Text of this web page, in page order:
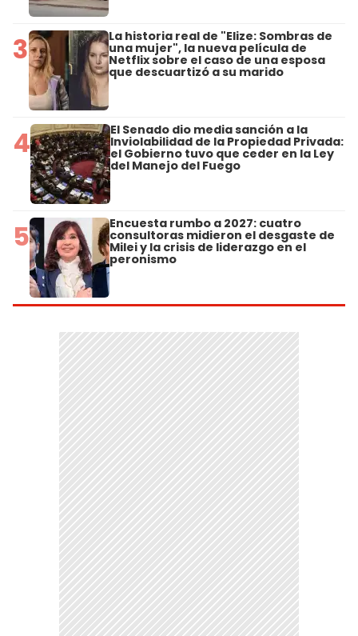
3 La historia real de "Elize: Sombras de
una mujer", la nueva película de
Netflix sobre el caso de una esposa
que descuartizó a su marido
4 El Senado dio media sanción a la
Inviolabilidad de la Propiedad Privada:
el Gobierno tuvo que ceder en la Ley
del Manejo del Fuego
5 Encuesta rumbo a 2027: cuatro
consultoras midieron el desgaste de
Milei y la crisis de liderazgo en el
peronismo